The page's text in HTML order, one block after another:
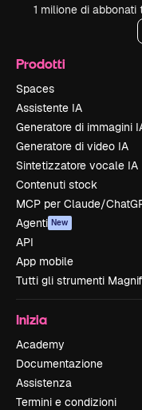
1 milione di abbonati
Prodotti
Spaces
Assistente IA
Generatore di immagini
Generatore di video IA
Sintetizzatore vocale IA
Contenuti stock
MCP per Claude/
Agenti New
API
App mobile
Tutti gli strumenti
Inizia
Academy
Documentazione
Assistenza
Termini e condizioni